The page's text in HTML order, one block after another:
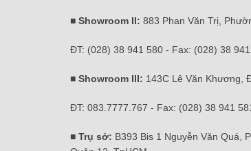
■ Showroom II: 883 Phan Văn Trị,
ĐT: (028) 38 941 580 - Fax: (028) 38 941
■ Showroom III: 143C Lê Văn Khương,
ĐT: 083.7777.767 - Fax: (028) 38 941
■ Trụ sở: B393 Bis 1 Nguyễn Văn Quá,